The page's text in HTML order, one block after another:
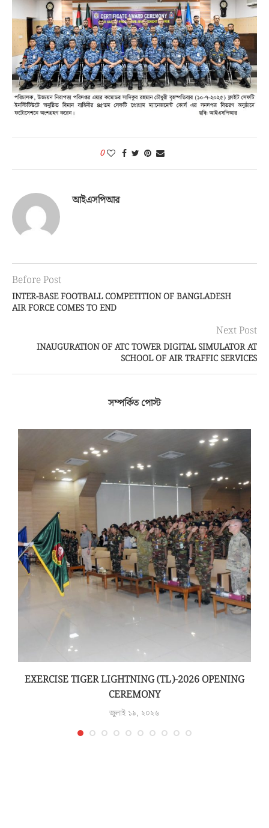
0
আইএসপিআর
Before Post
INTER-BASE FOOTBALL COMPETITION OF BANGLADESH
AIR FORCE COMES TO END
Next Post
INAUGURATION OF ATC TOWER DIGITAL SIMULATOR AT
SCHOOL OF AIR TRAFFIC SERVICES
সম্পর্কিত পোস্ট
EXERCISE TIGER LIGHTNING (TL)-2026 OPENING
CEREMONY
জুলাই ১৯, ২০২৬